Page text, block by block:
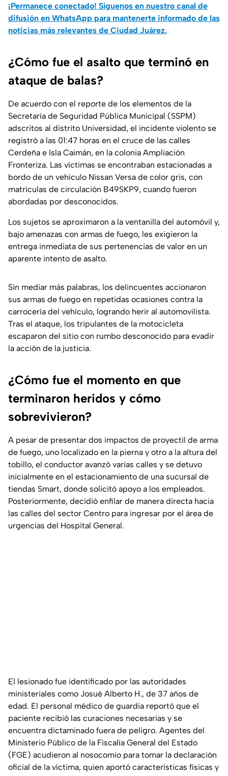
¡Permanece conectado! Síguenos en nuestro canal de
difusión en WhatsApp para mantenerte informado de las
noticias más relevantes de Ciudad Juárez.
¿Cómo fue el asalto que terminó en
ataque de balas?
De acuerdo con el reporte de los elementos de la
Secretaría de Seguridad Pública Municipal (SSPM)
adscritos al distrito Universidad, el incidente violento se
registró a las 01:47 horas en el cruce de las calles
Cerdeña e Isla Caimán, en la colonia Ampliación
Fronteriza. Las víctimas se encontraban estacionadas a
bordo de un vehículo Nissan Versa de color gris, con
matrículas de circulación B49SKP9, cuando fueron
abordadas por desconocidos.
Los sujetos se aproximaron a la ventanilla del automóvil y,
bajo amenazas con armas de fuego, les exigieron la
entrega inmediata de sus pertenencias de valor en un
aparente intento de asalto.
Sin mediar más palabras, los delincuentes accionaron
sus armas de fuego en repetidas ocasiones contra la
carrocería del vehículo, logrando herir al automovilista.
Tras el ataque, los tripulantes de la motocicleta
escaparon del sitio con rumbo desconocido para evadir
la acción de la justicia.
¿Cómo fue el momento en que
terminaron heridos y cómo
sobrevivieron?
A pesar de presentar dos impactos de proyectil de arma
de fuego, uno localizado en la pierna y otro a la altura del
tobillo, el conductor avanzó varias calles y se detuvo
inicialmente en el estacionamiento de una sucursal de
tiendas Smart, donde solicitó apoyo a los empleados.
Posteriormente, decidió enfilar de manera directa hacia
las calles del sector Centro para ingresar por el área de
urgencias del Hospital General.
El lesionado fue identificado por las autoridades
ministeriales como Josué Alberto H., de 37 años de
edad. El personal médico de guardia reportó que el
paciente recibió las curaciones necesarias y se
encuentra dictaminado fuera de peligro. Agentes del
Ministerio Público de la Fiscalía General del Estado
(FGE) acudieron al nosocomio para tomar la declaración
oficial de la víctima, quien aportó características físicas y